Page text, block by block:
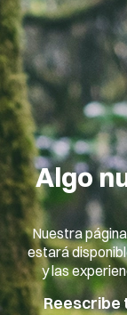
Algo
Nuestra
estará
y las
Reescribe